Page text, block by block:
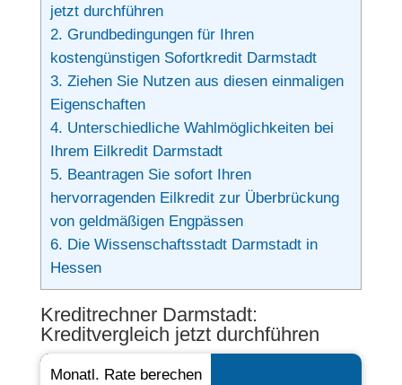
jetzt durchführen
2. Grundbedingungen für Ihren
kostengünstigen Sofortkredit Darmstadt
3. Ziehen Sie Nutzen aus diesen einmaligen
Eigenschaften
4. Unterschiedliche Wahlmöglichkeiten bei
Ihrem Eilkredit Darmstadt
5. Beantragen Sie sofort Ihren
hervorragenden Eilkredit zur Überbrückung
von geldmäßigen Engpässen
6. Die Wissenschaftsstadt Darmstadt in
Hessen
Kreditrechner Darmstadt:
Kreditvergleich jetzt durchführen
Monatl. Rate berechen